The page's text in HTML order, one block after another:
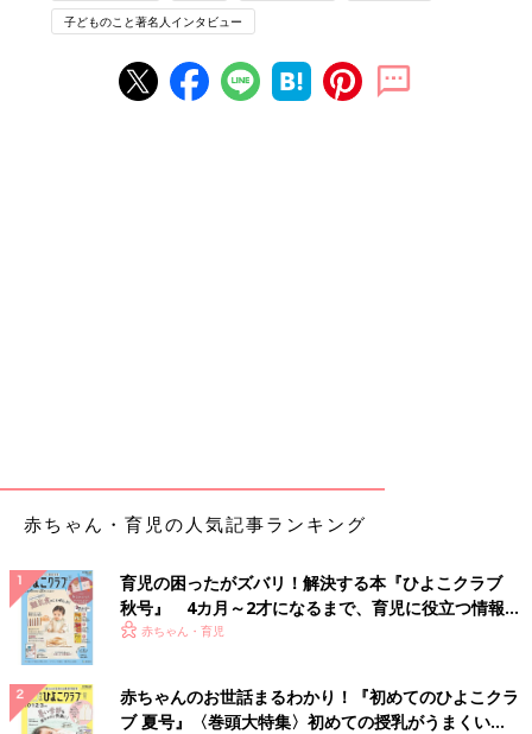
を表彰してほしい。
続巻には姉の死についても収録
子どものこと著名人インタビュー
赤ちゃん・育児の人気記事ランキング
育児の困ったがズバリ！解決する本『ひよこクラブ
秋号』 4カ月～2才になるまで、育児に役立つ情報が
いっぱい！
赤ちゃん・育児
赤ちゃんのお世話まるわかり！『初めてのひよこクラ
ブ 夏号』〈巻頭大特集〉初めての授乳がうまくい